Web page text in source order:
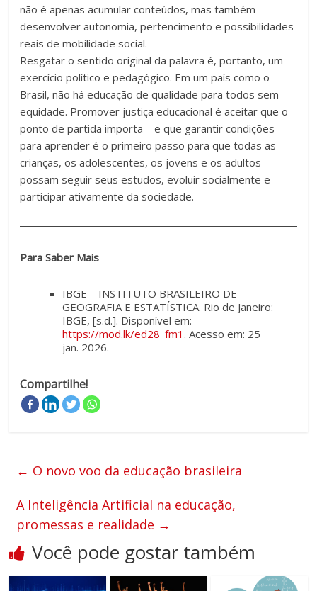
não é apenas acumular conteúdos, mas também
desenvolver autonomia, pertencimento e possibilidades
reais de mobilidade social.
Resgatar o sentido original da palavra é, portanto, um
exercício político e pedagógico. Em um país como o
Brasil, não há educação de qualidade para todos sem
equidade. Promover justiça educacional é aceitar que o
ponto de partida importa – e que garantir condições
para aprender é o primeiro passo para que todas as
crianças, os adolescentes, os jovens e os adultos
possam seguir seus estudos, evoluir socialmente e
participar ativamente da sociedade.
Para Saber Mais
IBGE – INSTITUTO BRASILEIRO DE
GEOGRAFIA E ESTATÍSTICA. Rio de Janeiro:
IBGE, [s.d.]. Disponível em:
https://mod.lk/ed28_fm1. Acesso em: 25
jan. 2026.
Compartilhe!
← O novo voo da educação brasileira
A Inteligência Artificial na educação,
promessas e realidade →
Você pode gostar também